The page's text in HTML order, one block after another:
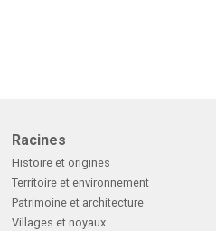
Racines
Histoire et origines
Territoire et environnement
Patrimoine et architecture
Villages et noyaux